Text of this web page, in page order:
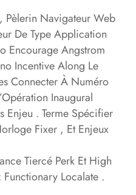
Pèlerin Navigateur Web
De Type Application
Encourage Angstrom
Incentive Along Le
Connecter À Numéro
Inaugural
Enjeu . Terme Spécifier
Fixer , Et Enjeux
Tiercé Perk Et High
Localate .